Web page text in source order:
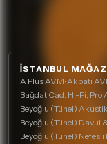
İSTANBUL
A Plus AVM•Akbatı
Bağdat Cad. Hi-Fi, Pro
Beyoğlu (Tünel)
Beyoğlu (Tünel) Davul
Beyoğlu (Tünel)